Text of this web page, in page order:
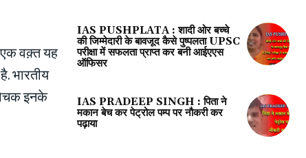
वक़्त यह
भारतीय
इनके
IAS PUSHPLATA : शादी ओर बच्चे
की जिम्मेदारी के बावजूद कैसे पुष्पलता UPSC
परीक्षा में सफलता प्राप्त कर बनी आईएएस
ऑफिसर
IAS PRADEEP SINGH : पिता ने
मकान बेच कर पेट्रोल पम्प पर नौकरी कर
पढ़ाया